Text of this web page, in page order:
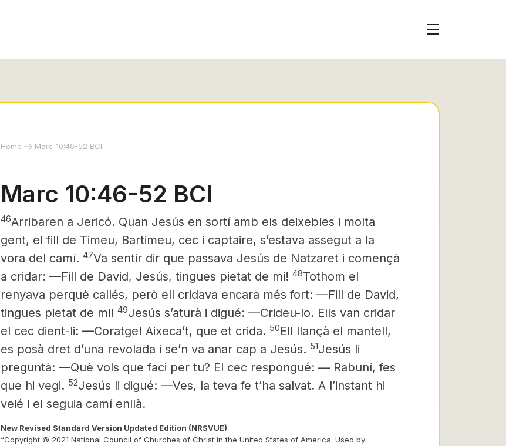
Home Marc 10:46-52 BCI
Marc 10:46-52 BCI
46Arribaren a Jericó. Quan Jesús en sortí amb els deixebles i molta
gent, el fill de Timeu, Bartimeu, cec i captaire, s’estava assegut a la
vora del camí. 47Va sentir dir que passava Jesús de Natzaret i començà
a cridar: —Fill de David, Jesús, tingues pietat de mi! 48Tothom el
renyava perquè callés, però ell cridava encara més fort: —Fill de David,
tingues pietat de mi! 49Jesús s’aturà i digué: —Crideu-lo. Ells van cridar
el cec dient-li: —Coratge! Aixeca’t, que et crida. 50Ell llançà el mantell,
es posà dret d’una revolada i se’n va anar cap a Jesús. 51Jesús li
preguntà: —Què vols que faci per tu? El cec respongué: — Rabuní, fes
que hi vegi. 52Jesús li digué: —Ves, la teva fe t’ha salvat. A l’instant hi
veié i el seguia camí enllà.
New Revised Standard Version Updated Edition (NRSVUE)
“Copyright © 2021 National Council of Churches of Christ in the United States of America. Used by